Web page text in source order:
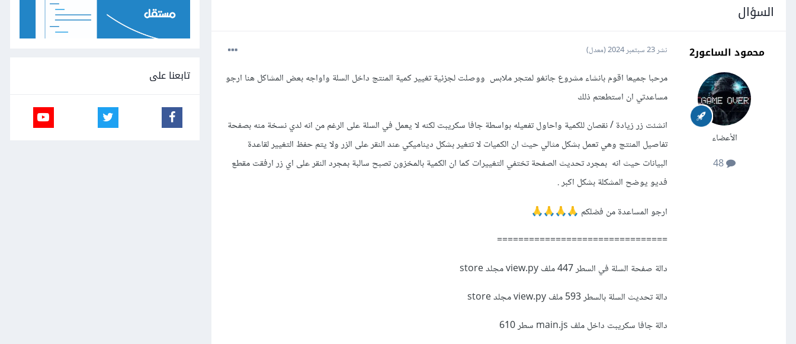
السؤال
محمود الساعور2
الأعضاء
نشر23 سبتمبر 2024 (معدل)
مرحبا جميعا اقوم بانشاء مشروع جانغو لمتجر ملابس ووصلت لجزئية تغيير كمية المنتج داخل السلة واواجه بعض المشاكل هنا ارجو
مساعدتي ان استطعتم ذلك
انشئت زر زيادة / نقصان للكمية واحاول تفعيله بواسطة جافا سكريبت لكنه لا يعمل في السلة على الرغم من انه لدي نسخة منه بصفحة
تفاصيل المنتج وهي تعمل بشكل مثالي حيث ان الكميات لا تتغير بشكل ديناميكي عند النقر على الزر ولا يتم حفظ التغيير لقاعدة
البيانات حيث انه بمجرد تحديث الصفحة تختفي التغييرات كما ان الكمية بالمخزون تصبح سالبة بمجرد النقر على اي زر ارفقت مقطع
فديو يوضح المشكلة بشكل اكبر .
ارجو المساعدة من فضلكم 🙏
🙏
🙏
🙏
================================
دالة صفحة السلة في السطر 447 ملف view.py مجلد store
دالة تحديث السلة بالسطر 593 ملف view.py مجلد store
دالة جافا سكريبت داخل ملف main.js سطر 610
تابعنا على